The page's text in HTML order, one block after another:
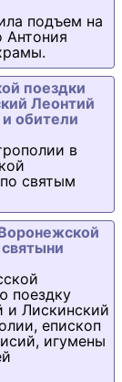
подъем на
Антония
поездки
Леонтий
обители
в
святым
поездку
и Лискинский
епископ
игумены